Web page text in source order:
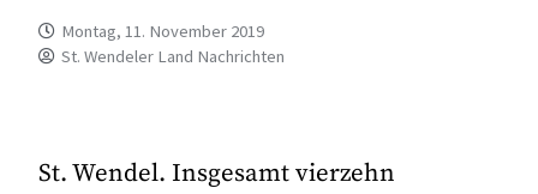
Montag, 11. November 2019
St. Wendeler Land Nachrichten
St. Wendel. Insgesamt vierzehn